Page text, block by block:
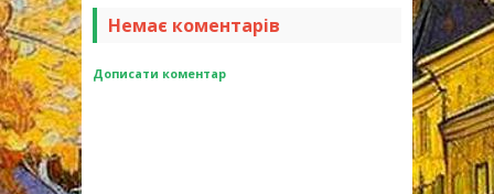
Немає коментарів
Дописати коментар